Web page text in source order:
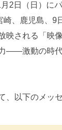
2日（日）に
、鹿児島、9
映される「映
――激動の時
以下のメッ